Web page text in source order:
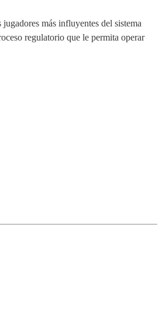
más influyentes del sistema
regulatorio que le permita operar